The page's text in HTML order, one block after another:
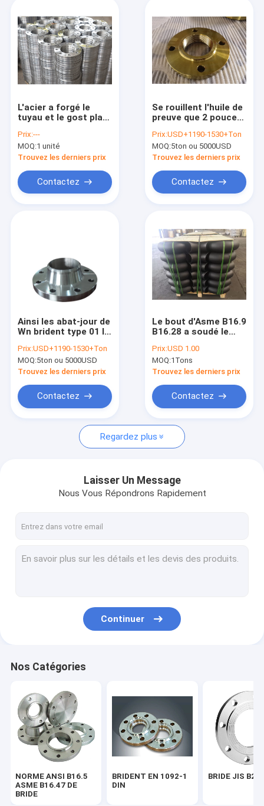
Au sujet de nous
Visite d'usine
Nouvelles
Cas
NORME ANSI B16.5 ASME B16.47 DE BRIDE
BRIDE JIS B2220
GOST 33259 DE BRIDE
EN 10253 DU MONTAGE DE TUYAU DIN
PIÈCE EN T DE TUYAU D'ACIER
Réducteur de tuyau d'acier
Chapeau de tuyau d'acier
FROGED ADAPTANT ASME B16.11
L'acier a forgé le
tuyau et le gost plats
de bride du visage
PN25 des garnitures
Bs4504
Prix:---
MOQ:1 unité
Trouvez les derniers prix
Contactez
Se rouillent l'huile de
preuve que 2 pouces
vacarme d'en 1092-1
de vacarme de bride
2566 St37-2
Prix:USD+1190-1530+Ton
MOQ:5ton ou 5000USD
Trouvez les derniers prix
Contactez
Ainsi les abat-jour de
Wn brident type 01 le
P245gh P280gh d'en
1092-1 de vacarme
Prix:USD+1190-1530+Ton
MOQ:5ton ou 5000USD
Trouvez les derniers prix
Contactez
Le bout d'Asme B16.9
B16.28 a soudé le
de tuyau A234 Wpb
Prix:USD 1.00
MOQ:1Tons
Trouvez les derniers prix
Contactez
Regardez plus
Laisser Un Message
Nous Vous Répondrons Rapidement
Continuer
Nos Catégories
NORME ANSI B16.5
ASME B16.47 DE
BRIDE
BRIDENT EN 1092-1
DIN
BRIDE JIS